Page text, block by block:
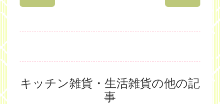
キッチン雑貨・生活雑貨の他の記
事